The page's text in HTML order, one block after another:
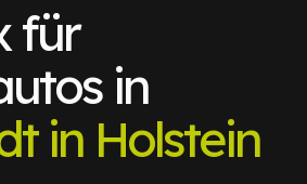
für
in
in Holstein